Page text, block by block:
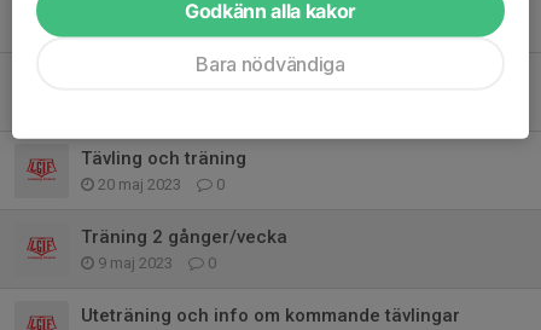
Tävling och träning
20 maj 2023 0
Träning 2 gånger/vecka
9 maj 2023 0
Uteträning och info om kommande tävlingar
Godkänn alla kakor
Bara nödvändiga